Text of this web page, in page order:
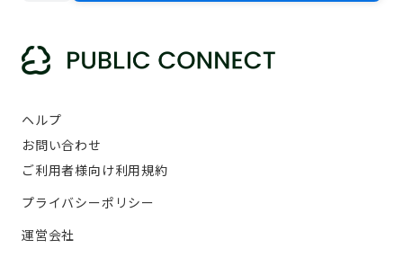
ヘルプ
お問い合わせ
ご利用者様向け利用規約
プライバシーポリシー
運営会社